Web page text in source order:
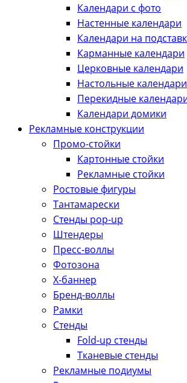
Календари с фото
Настенные календари
Календари на
Карманные календари
Церковные календари
Настольные календари
Перекидные
Календари домики
Рекламные конструкции
Промо-стойки
Картонные стойки
Рекламные стойки
Ростовые фигуры
Тантамарески
Стенды pop-up
Штендеры
Пресс-воллы
Фотозона
Х-баннер
Бренд-воллы
Рамки
Стенды
Fold-up стенды
Тканевые стенды
Рекламные подиумы